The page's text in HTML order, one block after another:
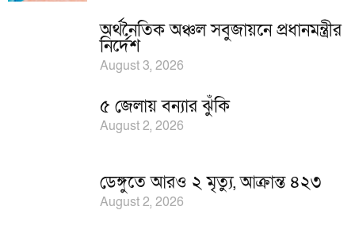
অর্থনৈতিক অঞ্চল সবুজায়নে প্রধানমন্ত্রীর
নির্দেশ
August 3, 2026
৫ জেলায় বন্যার ঝুঁকি
August 2, 2026
ডেঙ্গুতে আরও ২ মৃত্যু, আক্রান্ত ৪২৩
August 2, 2026